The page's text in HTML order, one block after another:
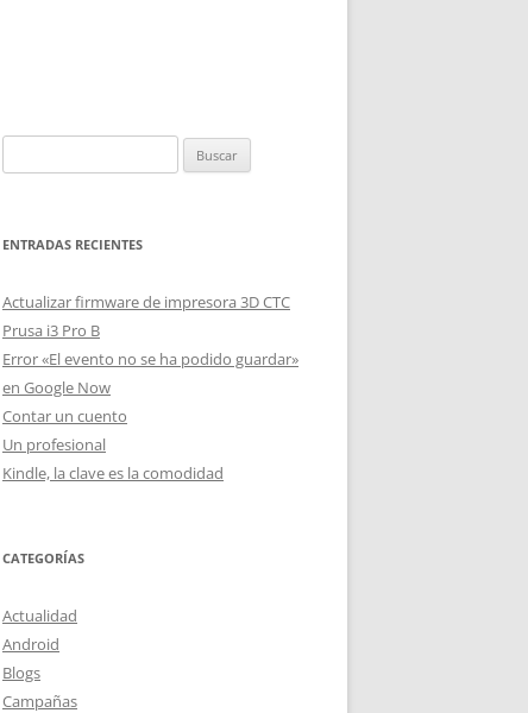
ENTRADAS RECIENTES
Actualizar firmware de impresora 3D CTC
Prusa i3 Pro B
Error «El evento no se ha podido guardar»
en Google Now
Contar un cuento
Un profesional
Kindle, la clave es la comodidad
CATEGORÍAS
Actualidad
Android
Blogs
Campañas